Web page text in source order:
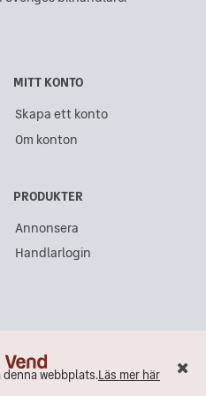
webbplats.Läs mer här
MITT KONTO
Skapa ett konto
Om konton
PRODUKTER
Annonsera
Handlarlogin
denna webbplats.Läs mer här